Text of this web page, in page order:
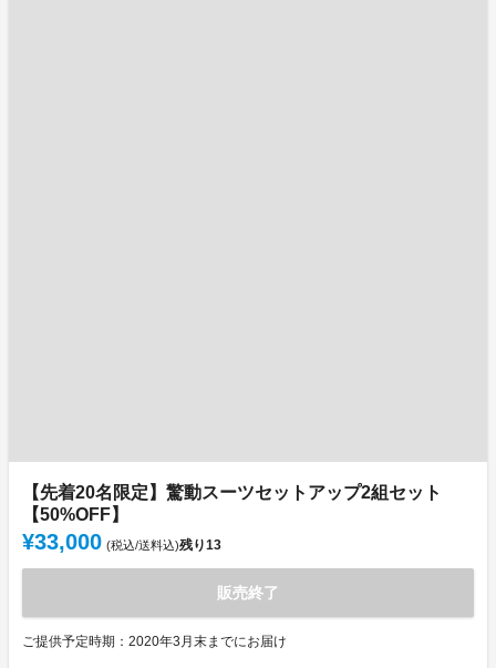
【先着20名限定】驚動スーツセットアップ2組セット
【50%OFF】
¥33,000 (税込/送料込)残り13
販売終了
ご提供予定時期：2020年3月末までにお届け